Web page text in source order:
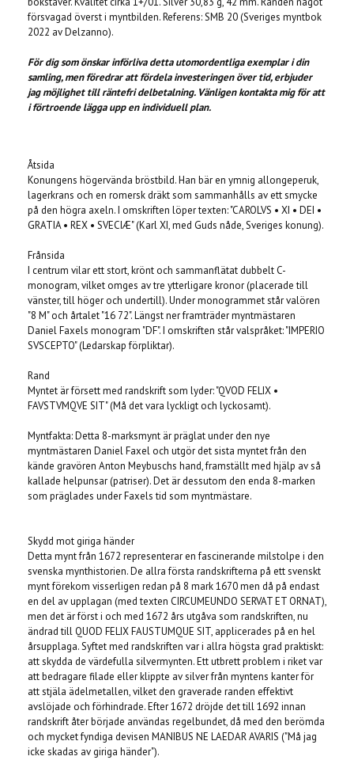
försvagad överst i myntbilden. Referens: SMB 20 (Sveriges myntbok
2022 av Delzanno).
För dig som önskar införliva detta utomordentliga exemplar i din
samling, men föredrar att fördela investeringen över tid, erbjuder
jag möjlighet till räntefri delbetalning. Vänligen kontakta mig för att
i förtroende lägga upp en individuell plan.
Åtsida
Konungens högervända bröstbild. Han bär en ymnig allongeperuk,
lagerkrans och en romersk dräkt som sammanhålls av ett smycke
på den högra axeln. I omskriften löper texten: "CAROLVS • XI • DEI •
GRATIA • REX • SVECIÆ" (Karl XI, med Guds nåde, Sveriges konung).
Frånsida
I centrum vilar ett stort, krönt och sammanflätat dubbelt C-
monogram, vilket omges av tre ytterligare kronor (placerade till
vänster, till höger och undertill). Under monogrammet står valören
"8 M" och årtalet "16 72". Längst ner framträder myntmästaren
Daniel Faxels monogram "DF". I omskriften står valspråket: "IMPERIO
SVSCEPTO" (Ledarskap förpliktar).
Rand
Myntet är försett med randskrift som lyder: "QVOD FELIX •
FAVSTVMQVE SIT" (Må det vara lyckligt och lyckosamt).
Myntfakta: Detta 8-marksmynt är präglat under den nye
myntmästaren Daniel Faxel och utgör det sista myntet från den
kände gravören Anton Meybuschs hand, framställt med hjälp av så
kallade helpunsar (patriser). Det är dessutom den enda 8-marken
som präglades under Faxels tid som myntmästare.
Skydd mot giriga händer
Detta mynt från 1672 representerar en fascinerande milstolpe i den
svenska mynthistorien. De allra första randskrifterna på ett svenskt
mynt förekom visserligen redan på 8 mark 1670 men då på endast
en del av upplagan (med texten CIRCUMEUNDO SERVAT ET ORNAT),
men det är först i och med 1672 års utgåva som randskriften, nu
ändrad till QUOD FELIX FAUSTUMQUE SIT, applicerades på en hel
årsupplaga. Syftet med randskriften var i allra högsta grad praktiskt:
att skydda de värdefulla silvermynten. Ett utbrett problem i riket var
att bedragare filade eller klippte av silver från myntens kanter för
att stjäla ädelmetallen, vilket den graverade randen effektivt
avslöjade och förhindrade. Efter 1672 dröjde det till 1692 innan
randskrift åter började användas regelbundet, då med den berömda
och mycket fyndiga devisen MANIBUS NE LAEDAR AVARIS ("Må jag
icke skadas av giriga händer").